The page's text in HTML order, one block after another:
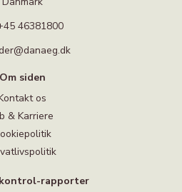
46381800
Om siden
os
& Karriere
rapporter